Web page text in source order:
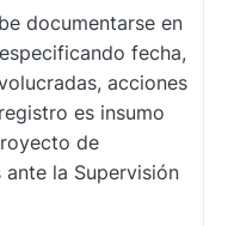
documentarse en
fecha,
acciones
es insumo
de
la Supervisión